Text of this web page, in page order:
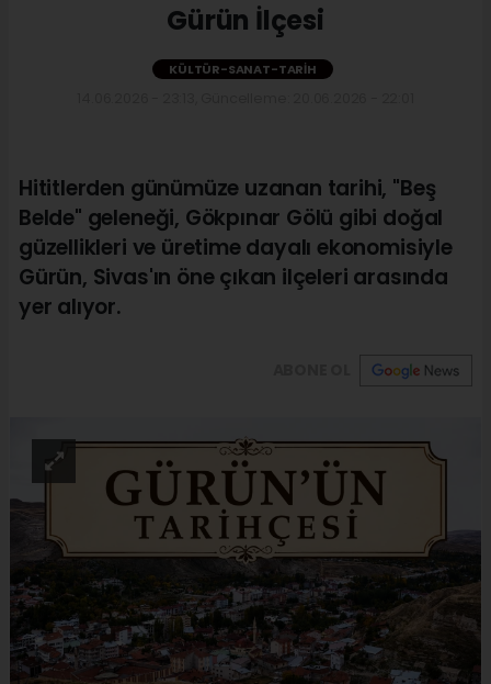
Gürün İlçesi
KÜLTÜR-SANAT-TARIH
Hititlerden günümüze uzanan tarihi, "Beş
Belde" geleneği, Gökpınar Gölü gibi doğal
güzellikleri ve üretime dayalı ekonomisiyle
Gürün, Sivas'ın öne çıkan ilçeleri arasında
yer alıyor.